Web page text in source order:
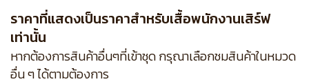
ราคาที่แสดงเป็นราคาสำหรับเสื้อพนักงานเสิร์ฟ
เท่านั้น
หากต้องการสินค้าอื่นๆที่เข้าชุด กรุณาเลือกชมสินค้าในหมวด
อื่น ๆ ได้ตามต้องการ